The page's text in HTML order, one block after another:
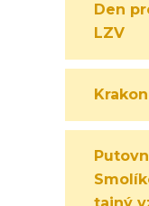
Den
LZV